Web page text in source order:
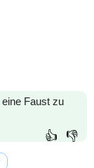
Faust zu
👍 👎